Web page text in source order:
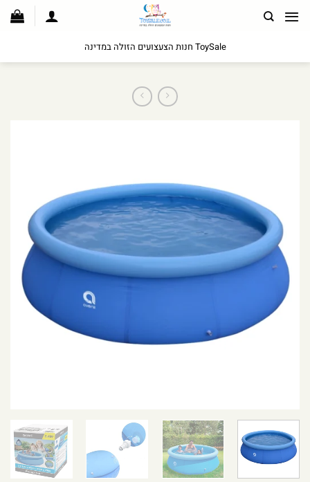
לתוכן
ToySale חנות הצעצועים הזולה במדינה